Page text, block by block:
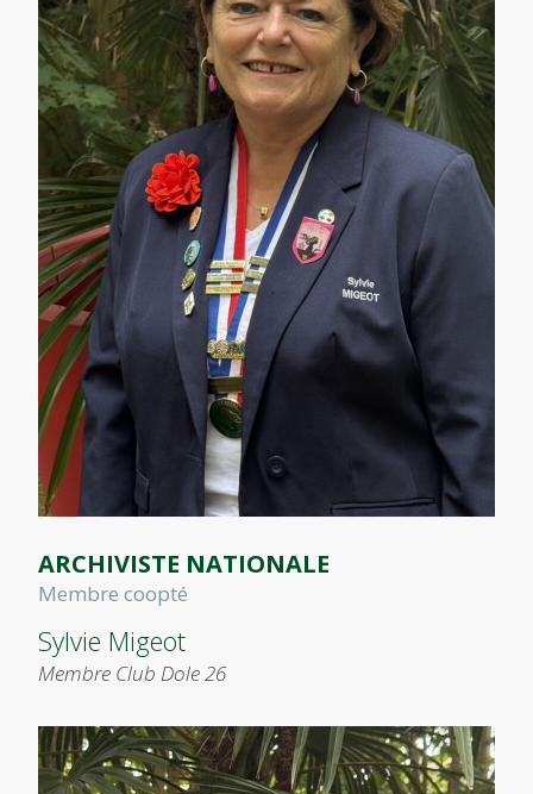
ARCHIVISTE NATIONALE
Membre coopté
Sylvie Migeot
Membre Club Dole 26